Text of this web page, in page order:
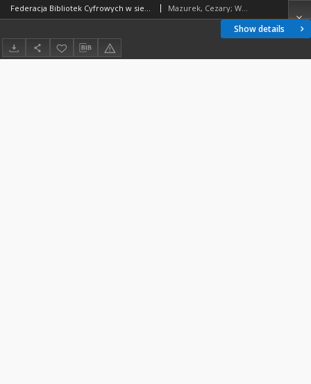
Show details
Federacja Bibliotek Cyfrowych w sieci PIONIER - Dostęp do otwartych bibliotek cyfrowych i repozytoriów Mazurek, Cezary; Werla, Marcin; Lewandowska, Agnieszka